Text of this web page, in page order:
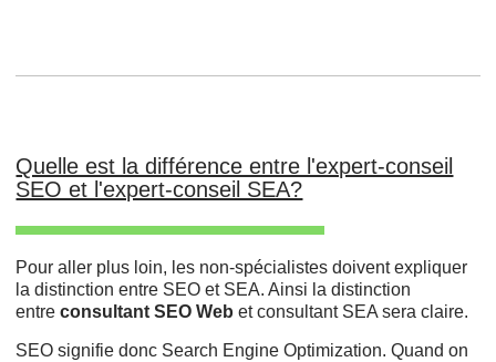
Quelle est la différence entre l'expert-conseil
SEO et l'expert-conseil SEA?
Pour aller plus loin, les non-spécialistes doivent expliquer
la distinction entre SEO et SEA. Ainsi la distinction
entreconsultant SEO Web et consultant SEA sera claire.
SEO signifie donc Search Engine Optimization. Quand on